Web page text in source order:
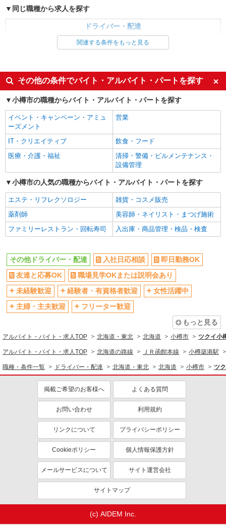
同じ職種から求人を探す
ドライバー・配達
同じ特徴から求人を探す
副業・WワークOK
交通費支給
社会保険あり
産休・育休取得実績あり
社員登用あり
関連する条件をもっと見る
その他の条件でバイト・アルバイト・パートを探す
小樽市の職種からバイト・アルバイト・パートを探す
イベント・キャンペーン・アミュ
ーズメント
営業
IT・クリエイティブ
飲食・フード
医療・介護・福祉
清掃・警備・ビルメンテナンス・
設備管理
小樽市の人気の職種からバイト・アルバイト・パートを探す
エステ・リフレクソロジー
雑貨・コスメ販売
薬剤師
美容師・ネイリスト・まつげ施術
ファミリーレストラン・回転寿司
入出庫・商品管理・検品・検査
その他ドライバー・配達 入社日応相談
即日勤務OK
友達と応募OK
職場見学OKまたは説明会あり
未経験歓迎
経験者・有資格者歓迎
女性活躍中
主婦・主夫歓迎
フリーター歓迎
もっと見る
アルバイト・バイト・求人TOP 北海道・東北 北海道 小樽市 ツクイ小
アルバイト・バイト・求人TOP 北海道の路線 ＪＲ函館本線 小樽築港駅
職種・条件一覧 ドライバー・配達 北海道・東北 北海道 小樽市 ツ
掲載ご希望のお客様へ よくある質問
お問い合わせ 利用規約
リンクについて プライバシーポリシー
Cookieポリシー 個人情報保護方針
メールサービスについて サイト運営会社
サイトマップ
(c) AIDEM Inc.